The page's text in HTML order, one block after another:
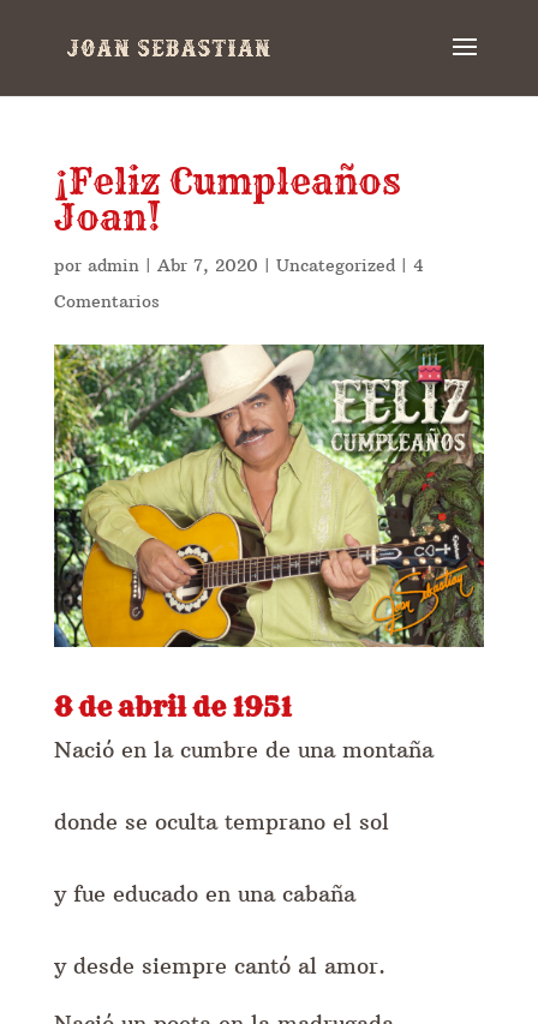
¡Feliz Cumpleaños
Joan!
por admin| Abr 7, 2020 | Uncategorized| 4
Comentarios
8 de abril de 1951
Nació en la cumbre de una montaña
donde se oculta temprano el sol
y fue educado en una cabaña
y desde siempre cantó al amor.